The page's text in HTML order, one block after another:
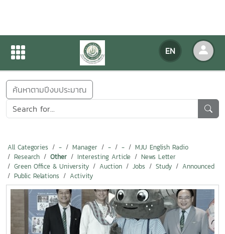
EN
NEWS
ค้นหาตามปีงบประมาณ
All Categories - Manager - -
MJU English Radio
Research
Other Interesting Article
News Letter
Green Office & University
Auction Jobs Study
Announced
Public Relations
Activity